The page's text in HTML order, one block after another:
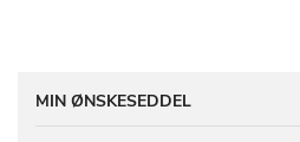
MIN ØNSKESEDDEL